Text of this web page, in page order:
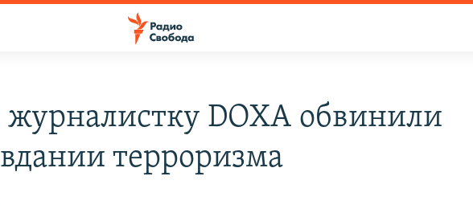
журналистку DOXA обвинили
терроризма